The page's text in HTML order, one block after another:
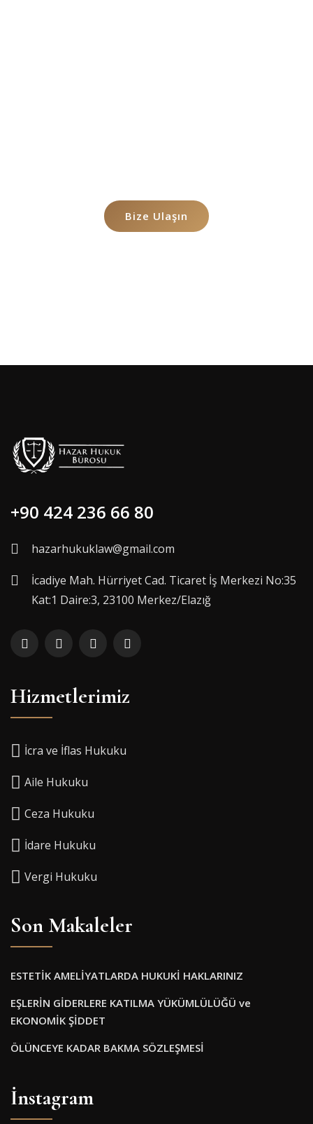
Bize Ulaşın
+90 424 236 66 80
hazarhukuklaw@gmail.com
İcadiye Mah. Hürriyet Cad. Ticaret İş Merkezi No:35
Kat:1 Daire:3, 23100 Merkez/Elazığ
Hizmetlerimiz
İcra ve İflas Hukuku
Aile Hukuku
Ceza Hukuku
İdare Hukuku
Vergi Hukuku
Son Makaleler
ESTETİK AMELİYATLARDA HUKUKİ HAKLARINIZ
EŞLERİN GİDERLERE KATILMA YÜKÜMLÜLÜĞÜ ve
EKONOMİK ŞİDDET
ÖLÜNCEYE KADAR BAKMA SÖZLEŞMESİ
İnstagram